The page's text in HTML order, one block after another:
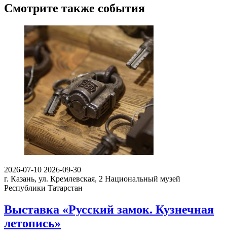
Смотрите также события
2026-07-10 2026-09-30
г. Казань, ул. Кремлевская, 2 Национальный музей
Республики Татарстан
Выставка «Русский замок. Кузнечная
летопись»